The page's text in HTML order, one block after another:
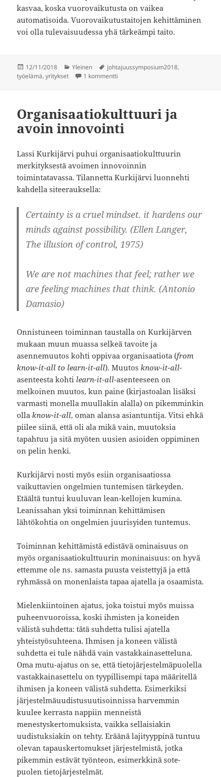
kasvaa, koska vuorovaikutusta on vaikea
automatisoida. Vuorovaikutustaitojen kehittäminen
voi olla tulevaisuudessa yhä tärkeämpi taito.
Julkaistu
12/11/2018 Kategoriat
Yleinen Avainsanat
johtajuussymposium2018,
työelämä,yritykset 1 kommentti
Organisaatiokulttuuri ja
avoin innovointi
Lassi Kurkijärvi puhui organisaatiokulttuurin
merkityksestä avoimen innovoinnin
toimintatavassa. Tilannetta Kurkijärvi luonnehti
kahdella siteerauksella:
Certainty is a cruel mindset. it hardens our
minds against possibility. (Ellen Langer,
The illusion of control, 1975)
We are not machines that feel; rather we
are feeling machines that think. (Antonio
Damasio)
Onnistuneen toiminnan taustalla on Kurkijärven
mukaan muun muassa selkeä tavoite ja
asennemuutos kohti oppivaa organisaatiota (from
know-it-all to learn-it-all). Muutos know-it-all-
asenteesta kohti learn-it-all-asenteeseen on
melkoinen muutos, kun paine (kirjastoalan lisäksi
varmasti monella muullakin alalla) on pikemminkin
olla know-it-all, oman alansa asiantuntija. Vitsi ehkä
piilee siinä, että oli ala mikä vain, muutoksia
tapahtuu ja sitä myöten uusien asioiden oppiminen
on pelin henki.
Kurkijärvi nosti myös esiin organisaatiossa
vaikuttavien ongelmien tuntemisen tärkeyden.
Etäältä tuntui kuuluvan lean-kellojen kumina.
Leanissahan yksi toiminnan kehittämisen
lähtökohtia on ongelmien juurisyiden tuntemus.
Toiminnan kehittämistä edistävä ominaisuus on
myös organisaatiokulttuurin moninaisuus: on hyvä
ettemme ole ns. samasta puusta veistettyjä ja että
ryhmässä on monenlaista tapaa ajatella ja osaamista.
Mielenkiintoinen ajatus, joka toistui myös muissa
puheenvuoroissa, koski ihmisten ja koneiden
välistä suhdetta: tätä suhdetta tulisi ajatella
yhteistyösuhteena. Ihmisen ja koneen välistä
suhdetta ei tule nähdä vain vastakkainasetteluna.
Oma mutu-ajatus on se, että tietojärjestelmäpuolella
vastakkainasettelu on tyypillisempi tapa määritellä
ihmisen ja koneen välistä suhdetta. Esimerkiksi
järjestelmäuudistusuutisoinnissa harvemmin
kuulee kerrasta nappiin menneistä
menestyskertomuksista, vaikka sellaisiakin
uudistuksiakin on tehty. Eräänä lajityyppinä tuntuu
olevan tapauskertomukset järjestelmistä, jotka
pikemmin estävät työnteon, esimerkkinä sote-
puolen tietojärjestelmät.